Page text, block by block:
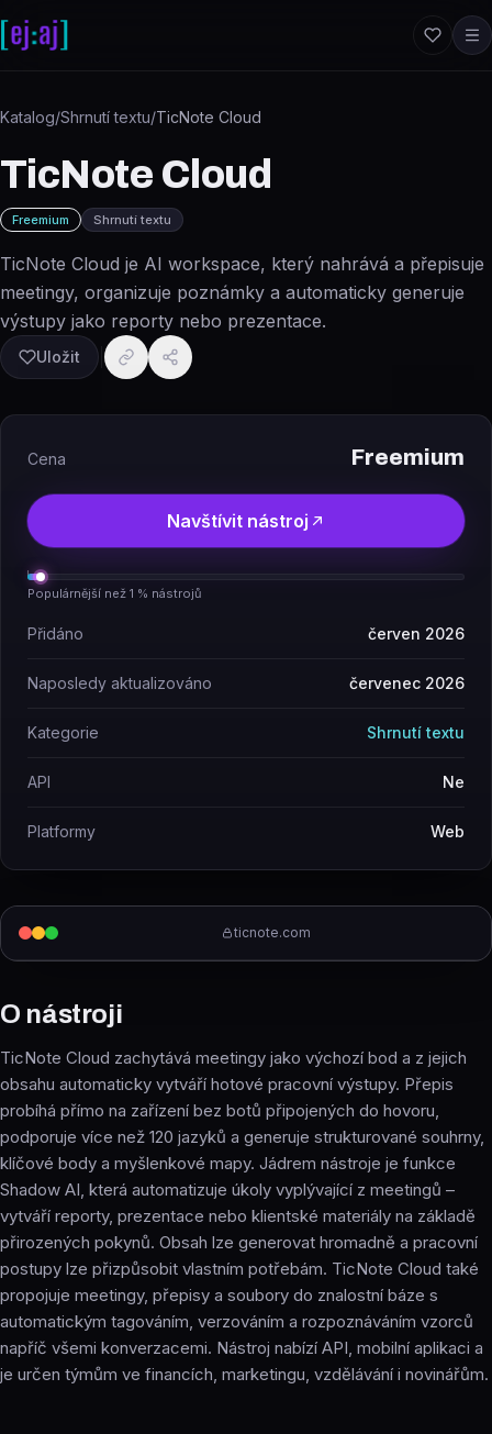
Katalog/Shrnutí textu/TicNote Cloud
TicNote Cloud
Freemium Shrnutí textu
TicNote Cloud je AI workspace, který nahrává a přepisuje
meetingy, organizuje poznámky a automaticky generuje
výstupy jako reporty nebo prezentace.
Uložit
ticnote.com
O nástroji
TicNote Cloud zachytává meetingy jako výchozí bod a z jejich
obsahu automaticky vytváří hotové pracovní výstupy. Přepis
probíhá přímo na zařízení bez botů připojených do hovoru,
podporuje více než 120 jazyků a generuje strukturované souhrny,
klíčové body a myšlenkové mapy. Jádrem nástroje je funkce
Shadow AI, která automatizuje úkoly vyplývající z meetingů –
vytváří reporty, prezentace nebo klientské materiály na základě
přirozených pokynů. Obsah lze generovat hromadně a pracovní
postupy lze přizpůsobit vlastním potřebám. TicNote Cloud také
propojuje meetingy, přepisy a soubory do znalostní báze s
automatickým tagováním, verzováním a rozpoznáváním vzorců
napříč všemi konverzacemi. Nástroj nabízí API, mobilní aplikaci a
je určen týmům ve financích, marketingu, vzdělávání i novinářům.
Cena Freemium
Navštívit nástroj
Populárnější než 1 % nástrojů
Přidáno červen 2026
Naposledy aktualizováno červenec 2026
Kategorie Shrnutí textu
API Ne
Platformy Web